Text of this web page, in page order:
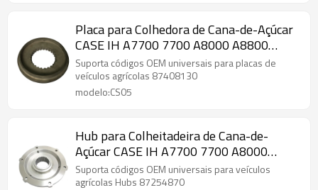
Placa para Colhedora de Cana-de-Açúcar
CASE IH A7700 7700 A8000 A8800
87408130-PAIRGEARS
Suporta códigos OEM universais para placas de
veículos agrícolas 87408130
modelo:CS05
Hub para Colheitadeira de Cana-de-
Açúcar CASE IH A7700 7700 A8000
A8800 87254870-PAIRGEARS
Suporta códigos OEM universais para veículos
agrícolas Hubs 87254870